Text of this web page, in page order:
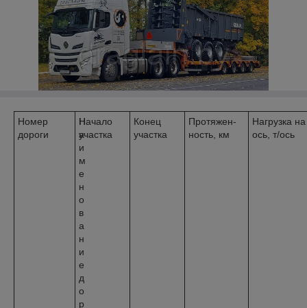
Номер
дороги
Н
а
и
м
е
н
о
в
а
н
и
е
д
о
р
Начало
участка
Конец
участка
Протяжен-
ность, км
Нагрузка на
ось, т/ось